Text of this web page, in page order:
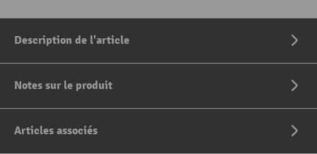
Description de l'article
Notes sur le produit
Articles associés